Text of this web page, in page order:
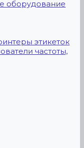
оборудование
этикеток
частоты,